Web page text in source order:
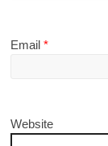
Email*
Website